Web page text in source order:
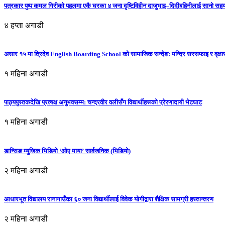
पत्रकार पुष्प कमल गिरीको पहलमा एकै घरका ४ जना दृष्टिविहीन दाजुभाइ–दिदीबहिनीलाई सानो
४ हप्ता अगाडी
असार १५ मा त्रिदेव English Boarding School को सामाजिक सन्देश: मन्दिर सरसफाइ र
१ महिना अगाडी
पाठ्यपुस्तकदेखि प्रत्यक्ष अनुभवसम्म: चन्द्रवीर वलीसँग विद्यार्थीहरूको प्रेरणादायी भेटघाट
१ महिना अगाडी
डान्सिङ म्युजिक भिडियो ‘ओए माया’ सार्वजनिक (भिडियो)
२ महिना अगाडी
आधारभूत विद्यालय रानागाउँका ६० जना विद्यार्थीलाई विवेक योगीद्वारा शैक्षिक सामग्री हस्तान्तरण
२ महिना अगाडी